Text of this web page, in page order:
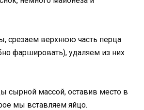
срезаем верхнюю часть перца
фаршировать), удаляем из них
сырной массой, оставив место в
мы вставляем яйцо.